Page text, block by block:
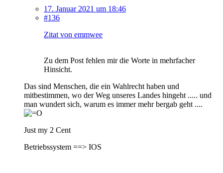
17. Januar 2021 um 18:46
#136
Zitat von emmwee
Zu dem Post fehlen mir die Worte in mehrfacher
Hinsicht.
Das sind Menschen, die ein Wahlrecht haben und
mitbestimmen, wo der Weg unseres Landes hingeht ..... und
man wundert sich, warum es immer mehr bergab geht ....
Just my 2 Cent
Betriebssystem ==> IOS